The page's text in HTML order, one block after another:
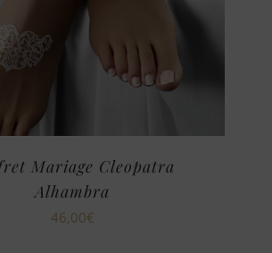
Mariage Cleopatra
Alhambra
46,00€